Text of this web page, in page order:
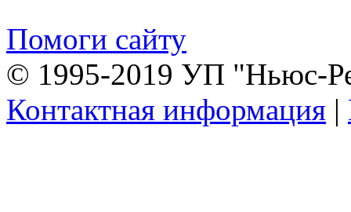
Помоги сайту
© 1995-2019 УП "Ньюс-
Контактная информация |